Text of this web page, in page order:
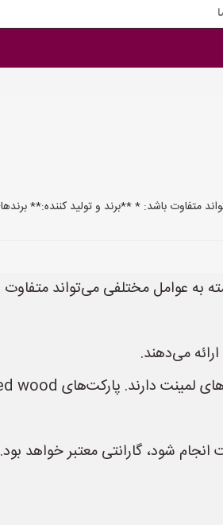
متفاوت باشد: * **برند و تولید کننده:**
به عوامل مختلفی می‌تواند
می‌دهند.
شود، گارانتی معتبر خواهد بود.